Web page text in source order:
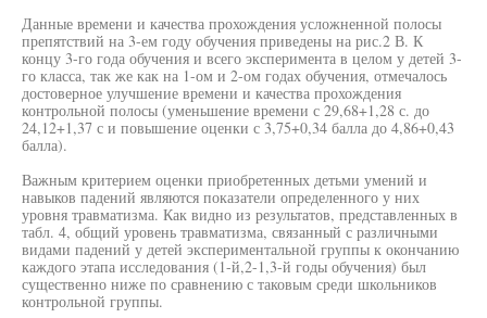
Данные времени и качества прохождения усложненной полосы
препятствий на 3-ем году обучения приведены на рис.2 В. К
концу 3-го года обучения и всего эксперимента в целом у детей 3-
го класса, так же как на 1-ом и 2-ом годах обучения, отмечалось
достоверное улучшение времени и качества прохождения
контрольной полосы (уменьшение времени с 29,68+1,28 с. до
24,12+1,37 с и повышение оценки с 3,75+0,34 балла до 4,86+0,43
балла).
Важным критерием оценки приобретенных детьми умений и
навыков падений являются показатели определенного у них
уровня травматизма. Как видно из результатов, представленных в
табл. 4, общий уровень травматизма, связанный с различными
видами падений у детей экспериментальной группы к окончанию
каждого этапа исследования (1-й,2-1,3-й годы обучения) был
существенно ниже по сравнению с таковым среди школьников
контрольной группы.